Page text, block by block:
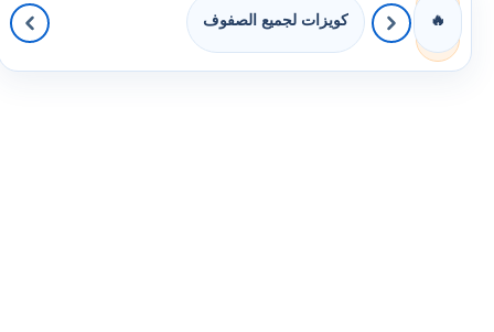
كويزات لجميع الصفوف